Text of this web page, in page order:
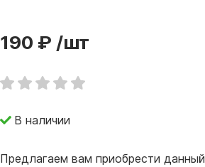
190 ₽ /шт
В наличии
Предлагаем вам приобрести